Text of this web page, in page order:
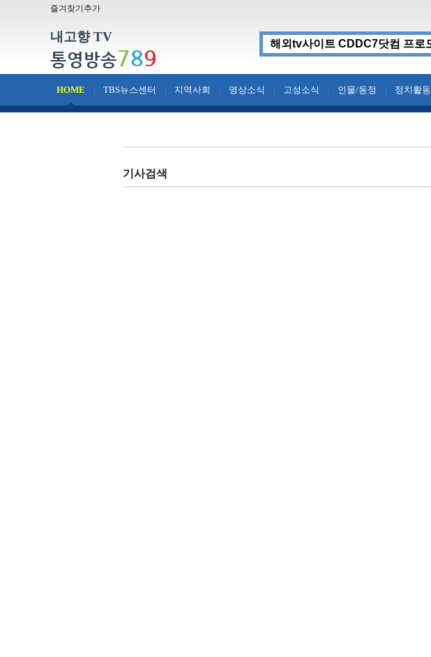
즐겨찾기추가
내고향 TV
통영방송789
HOME TBS뉴스센터 지역사회 영상소식 고성소식 인물/동정 정치활동
기사검색